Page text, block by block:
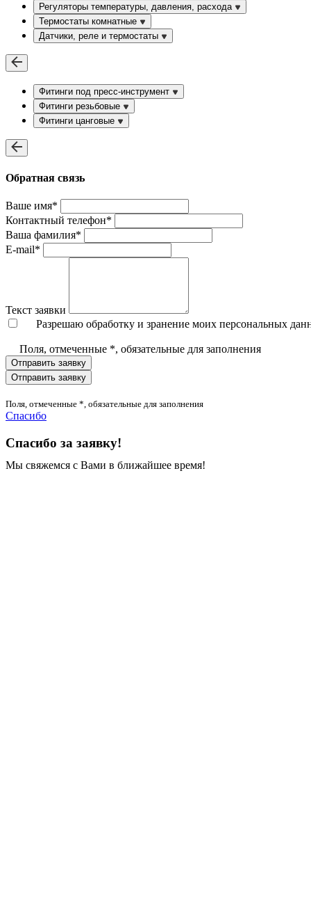
Регуляторы температуры, давления, расхода
Термостаты комнатные
Датчики, реле и термостаты
Фитинги под пресс-инструмент
Фитинги резьбовые
Фитинги цанговые
Обратная связь
Ваше имя*
Контактный телефон*
Ваша фамилия*
E-mail*
Текст заявки
Разрешаю обработку и зранение моих персональных
Поля, отмеченные *, обязательные для заполнения
Отправить заявку
Отправить заявку
Поля, отмеченные *, обязательные для заполнения
Спасибо
Спасибо за заявку!
Мы свяжемся с Вами в ближайшее время!